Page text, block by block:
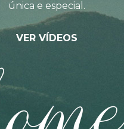
única e especial.
VER VÍDEOS